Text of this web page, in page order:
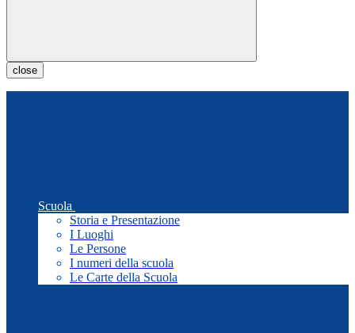
close
Scuola
Storia e Presentazione
I Luoghi
Le Persone
I numeri della scuola
Le Carte della Scuola